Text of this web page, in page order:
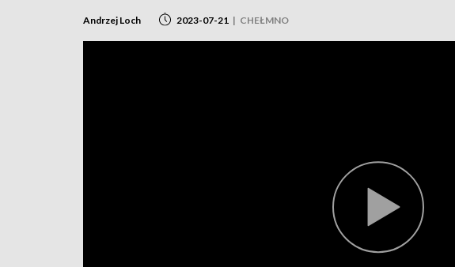
Andrzej Loch 2023-07-21 | CHEŁMNO